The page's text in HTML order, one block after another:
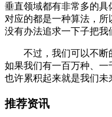
垂直领域都有非常多的具
对应的都是一种算法，
没有办法追求一下子把我
不过，我们可以不断的
如果我们有一百万种、一
也许累积起来就是我们未
推荐资讯